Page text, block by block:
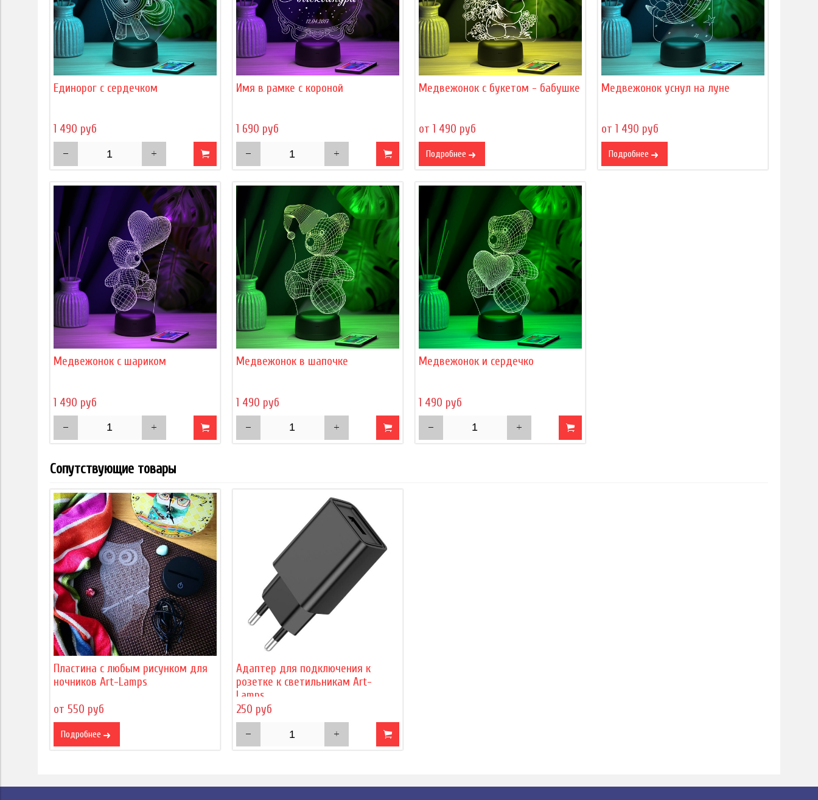
Единорог с сердечком
1 490 руб
Имя в рамке с короной
1 690 руб
Медвежонок с букетом - бабушке
от 1 490 руб
Подробнее
Медвежонок уснул на луне
от 1 490 руб
Подробнее
Медвежонок с шариком
1 490 руб
Медвежонок в шапочке
1 490 руб
Медвежонок и сердечко
1 490 руб
Сопутствующие товары
Пластина с любым рисунком для
ночников Art-Lamps
от 550 руб
Подробнее
Адаптер для подключения к
розетке к светильникам Art-
Lamps
250 руб